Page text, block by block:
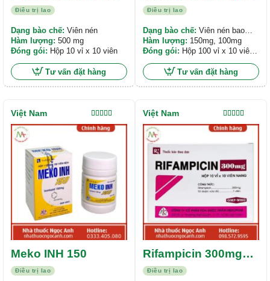
Điều trị lao
Mekophar
Dạng bào chế: Viên nén
Hàm lượng: 500 mg
Đóng gói: Hộp 10 vỉ x 10 viên
Tư vấn đặt hàng
Điều trị lao
Isoniazide 100mg
Dạng bào chế: Viên nén bao
phim
Hàm lượng: 150mg, 100mg
Đóng gói: Hộp 100 vỉ x 10 viên,
Tư vấn đặt hàng
Điều trị lao
Meko INH 150
Được xếp
hạng5.00
Việt Nam
Điều trị lao
Rifampicin 300mg
Mekophar
Được xếp
hạng5.00
Việt Nam